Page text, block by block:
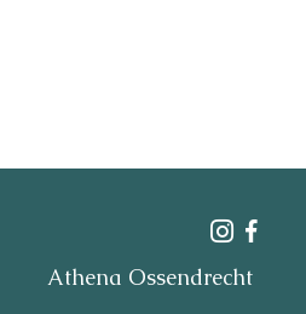
Athena Ossendrecht